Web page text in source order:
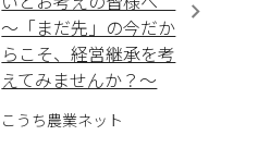
～「まだ先」の今だか
らこそ、経営継承を考
えてみませんか？～
こうち農業ネット